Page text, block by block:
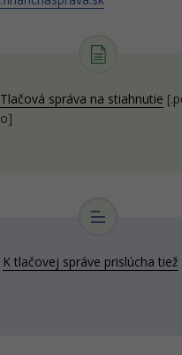
Tlačová správa na stiahnutie
K tlačovej správe prislúcha tiež